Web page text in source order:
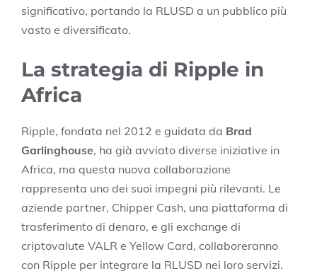
significativo, portando la RLUSD a un pubblico più
vasto e diversificato.
La strategia di Ripple in
Africa
Ripple, fondata nel 2012 e guidata da Brad
Garlinghouse, ha già avviato diverse iniziative in
Africa, ma questa nuova collaborazione
rappresenta uno dei suoi impegni più rilevanti. Le
aziende partner, Chipper Cash, una piattaforma di
trasferimento di denaro, e gli exchange di
criptovalute VALR e Yellow Card, collaboreranno
con Ripple per integrare la RLUSD nei loro servizi.